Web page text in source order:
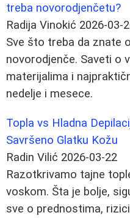
treba novorodjenčetu?
Radija Vinokić 2026-03-
Sve što treba da znate
novorodjenče. Saveti o
materijalima i
nedelje i mesece.
Topla vs Hladna
Savršeno Glatku Kožu
Radin Vilić 2026-03-22
Razotkrivamo tajne
voskom. Šta je bolje,
sve o prednostima,